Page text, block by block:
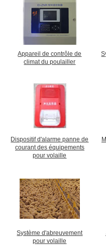
Appareil de contrôle de
climat du poulailler
Dispositif d'alarme panne de
courant des équipements
pour volaille
Système d'abreuvement
pour volaille